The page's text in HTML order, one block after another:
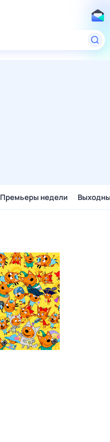
Премьеры недели